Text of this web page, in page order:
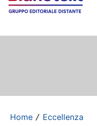
Home / Eccellenza